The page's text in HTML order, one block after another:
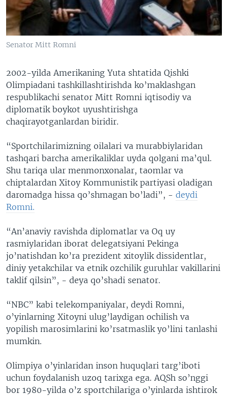
Senator Mitt Romni
2002-yilda Amerikaning Yuta shtatida Qishki
Olimpiadani tashkillashtirishda ko’maklashgan
respublikachi senator Mitt Romni iqtisodiy va
diplomatik boykot uyushtirishga
chaqirayotganlardan biridir.
“Sportchilarimizning oilalari va murabbiylaridan
tashqari barcha amerikaliklar uyda qolgani ma’qul.
Shu tariqa ular menmonxonalar, taomlar va
chiptalardan Xitoy Kommunistik partiyasi oladigan
daromadga hissa qo’shmagan bo’ladi”, - deydi
Romni.
“An’anaviy ravishda diplomatlar va Oq uy
rasmiylaridan iborat delegatsiyani Pekinga
jo’natishdan ko’ra prezident xitoylik dissidentlar,
diniy yetakchilar va etnik ozchilik guruhlar vakillarini
taklif qilsin”, - deya qo’shadi senator.
“NBC” kabi telekompaniyalar, deydi Romni,
o’yinlarning Xitoyni ulug’laydigan ochilish va
yopilish marosimlarini ko’rsatmaslik yo’lini tanlashi
mumkin.
Olimpiya o’yinlaridan inson huquqlari targ’iboti
uchun foydalanish uzoq tarixga ega. AQSh so’nggi
bor 1980-yilda o’z sportchilariga o’yinlarda ishtirok